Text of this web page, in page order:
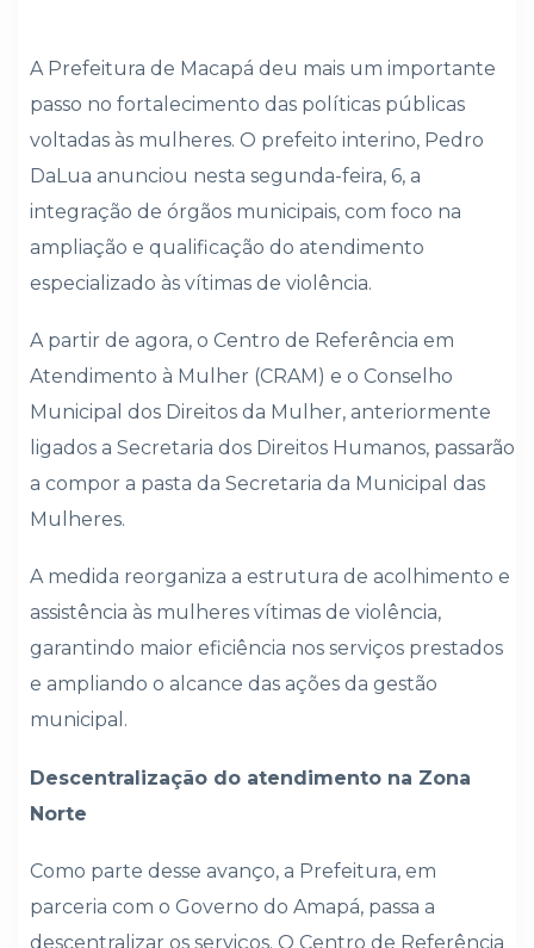
A Prefeitura de Macapá deu mais um importante
passo no fortalecimento das políticas públicas
voltadas às mulheres. O prefeito interino, Pedro
DaLua anunciou nesta segunda-feira, 6, a
integração de órgãos municipais, com foco na
ampliação e qualificação do atendimento
especializado às vítimas de violência.
A partir de agora, o Centro de Referência em
Atendimento à Mulher (CRAM) e o Conselho
Municipal dos Direitos da Mulher, anteriormente
ligados a Secretaria dos Direitos Humanos, passarão
a compor a pasta da Secretaria da Municipal das
Mulheres.
A medida reorganiza a estrutura de acolhimento e
assistência às mulheres vítimas de violência,
garantindo maior eficiência nos serviços prestados
e ampliando o alcance das ações da gestão
municipal.
Descentralização do atendimento na Zona
Norte
Como parte desse avanço, a Prefeitura, em
parceria com o Governo do Amapá, passa a
descentralizar os serviços. O Centro de Referência